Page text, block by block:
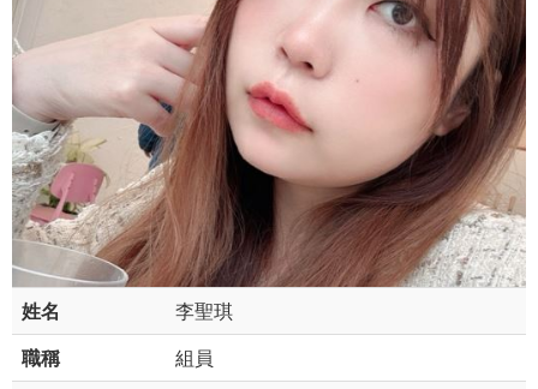
姓名
李聖琪
職稱
組員